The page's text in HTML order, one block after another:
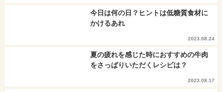
今日は何の日？ヒントは低糖質食材に
かけるあれ
2023.08.24
夏の疲れを感じた時におすすめの牛肉
をさっぱりいただくレシピは？
2023.08.17